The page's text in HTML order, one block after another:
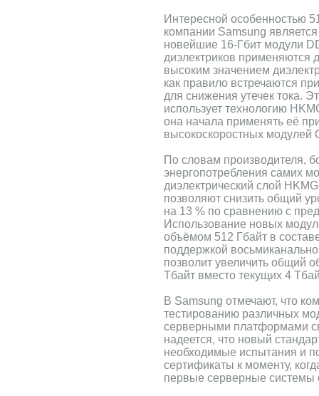
Интересной особенностью
компании Samsung
новейшие 16-Гбит модули
диэлектриков применяются
высоким значением
как правило встречаются
для снижения утечек тока.
использует технологию
она начала применять её
высокоскоростных модулей
По словам производителя,
энергопотребления самих
диэлектрический слой
позволяют снизить общий
на 13 % по сравнению с
Использование новых
объёмом 512 Гбайт в
поддержкой
позволит увеличить общий
Тбайт вместо текущих 4
В Samsung отмечают, что
тестированию различных
серверными платформами
надеется, что новый
необходимые испытания и
сертификаты к моменту,
первые серверные системы